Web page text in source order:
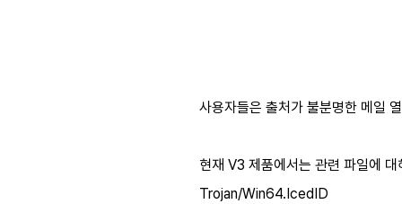
사용자들은 출처가 불분명한 메일
현재 V3 제품에서는 관련 파일에
Trojan/Win64.IcedID